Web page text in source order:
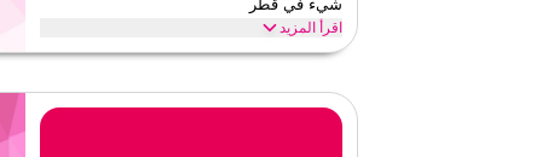
شيء في قطر
اقرأ المزيد
احصل على خصم 10% فورًا مع هذا كود ممزورلد
الحمالات وأكثر.